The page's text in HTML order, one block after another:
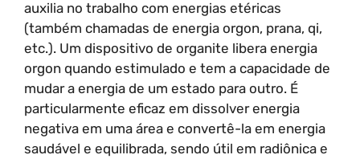
auxilia no trabalho com energias etéricas
(também chamadas de energia orgon, prana, qi,
etc.). Um dispositivo de organite libera energia
orgon quando estimulado e tem a capacidade de
mudar a energia de um estado para outro. É
particularmente eficaz em dissolver energia
negativa em uma área e convertê-la em energia
saudável e equilibrada, sendo útil em radiônica e